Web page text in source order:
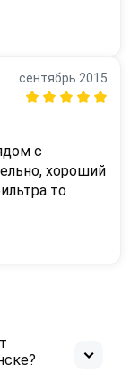
сентябрь 2015
с
хороший
то
но